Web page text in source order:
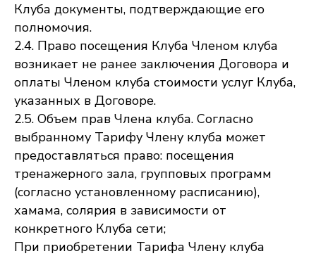
Клуба документы, подтверждающие его
полномочия.
2.4. Право посещения Клуба Членом клуба
возникает не ранее заключения Договора и
оплаты Членом клуба стоимости услуг Клуба,
указанных в Договоре.
2.5. Объем прав Члена клуба. Согласно
выбранному Тарифу Члену клуба может
предоставляться право: посещения
тренажерного зала, групповых программ
(согласно установленному расписанию),
хамама, солярия в зависимости от
конкретного Клуба сети;
При приобретении Тарифа Члену клуба